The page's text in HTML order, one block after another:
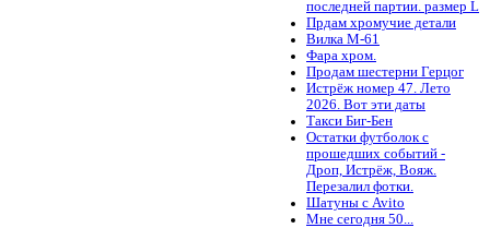
последней партии. размер L
Прдам хромучие детали
Вилка М-61
Фара хром.
Продам шестерни Герцог
Истрёж номер 47. Лето
2026. Вот эти даты
Такси Биг-Бен
Остатки футболок с
прошедших событий -
Дроп, Истрёж, Вояж.
Перезалил фотки.
Шатуны с Avito
Мне сегодня 50...